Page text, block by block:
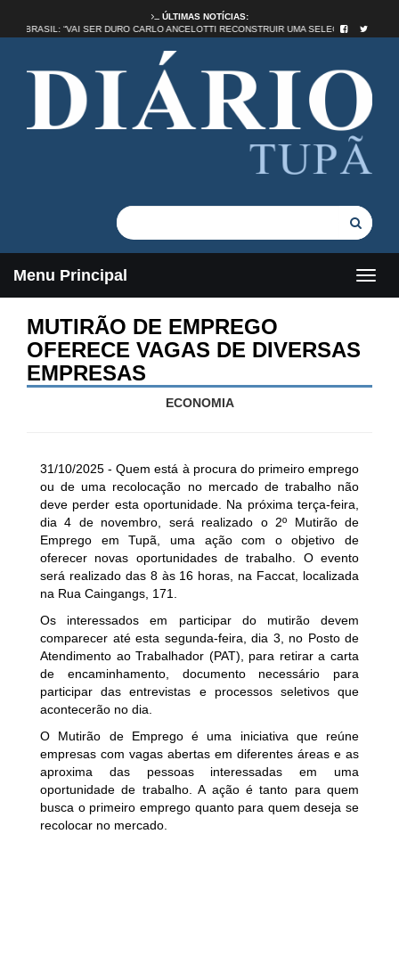
ÚLTIMAS NOTÍCIAS:
NO BRASIL: “VAI SER DURO CARLO ANCELOTTI RECONSTRUIR UMA SELEÇÃO”
Menu Principal
MUTIRÃO DE EMPREGO
OFERECE VAGAS DE DIVERSAS
EMPRESAS
ECONOMIA
31/10/2025 - Quem está à procura do primeiro emprego
ou de uma recolocação no mercado de trabalho não
deve perder esta oportunidade. Na próxima terça-feira,
dia 4 de novembro, será realizado o 2º Mutirão de
Emprego em Tupã, uma ação com o objetivo de
oferecer novas oportunidades de trabalho. O evento
será realizado das 8 às 16 horas, na Faccat, localizada
na Rua Caingangs, 171.
Os interessados em participar do mutirão devem
comparecer até esta segunda-feira, dia 3, no Posto de
Atendimento ao Trabalhador (PAT), para retirar a carta
de encaminhamento, documento necessário para
participar das entrevistas e processos seletivos que
acontecerão no dia.
O Mutirão de Emprego é uma iniciativa que reúne
empresas com vagas abertas em diferentes áreas e as
aproxima das pessoas interessadas em uma
oportunidade de trabalho. A ação é tanto para quem
busca o primeiro emprego quanto para quem deseja se
recolocar no mercado.